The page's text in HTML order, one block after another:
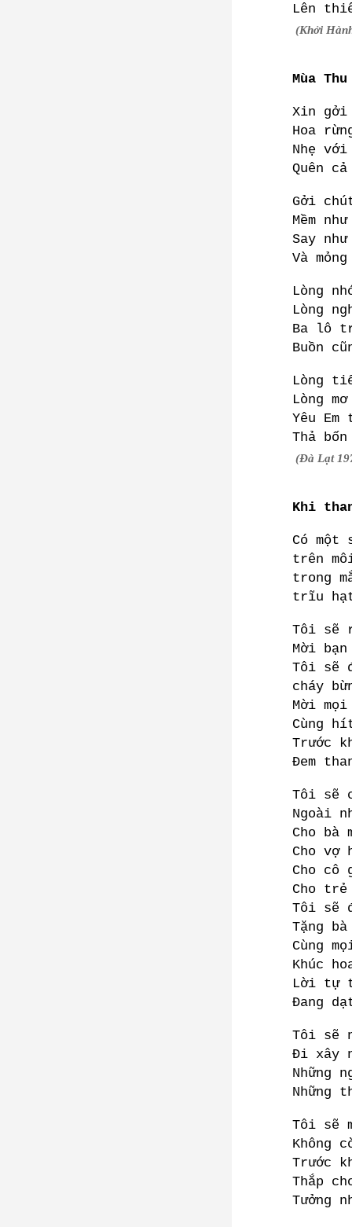
Lên
(Khởi
Mùa
Xin gởi
Hoa
Nhẹ với
Quên
Gởi
Mềm
Say
Và
Lòng
Lòng
Ba lô
Buồn
Lòng
Lòng
Yêu
Thả
(Đà Lạt
Khi
Có
trên
trong
trĩu hạt
Tôi sẽ
Mời
Tôi sẽ
cháy
Mời
Cùng
Trước
Đem
Tôi sẽ
Ngoài
Cho bà
Cho
Cho cô
Cho trẻ
Tôi sẽ
Tặng
Cùng
Khúc
Lời tự
Đang
Tôi sẽ
Đi xây
Những
Những
Tôi sẽ
Không
Trước
Thắp
Tưởng